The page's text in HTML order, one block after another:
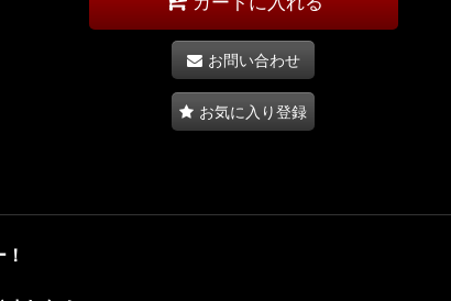
お問い合わせ
お気に入り登録